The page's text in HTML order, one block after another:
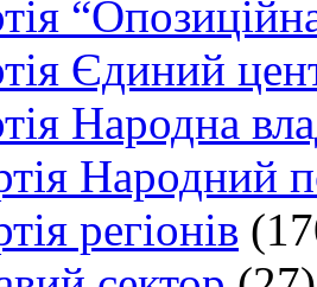
Єдиний
Народна
Народний
регіонів